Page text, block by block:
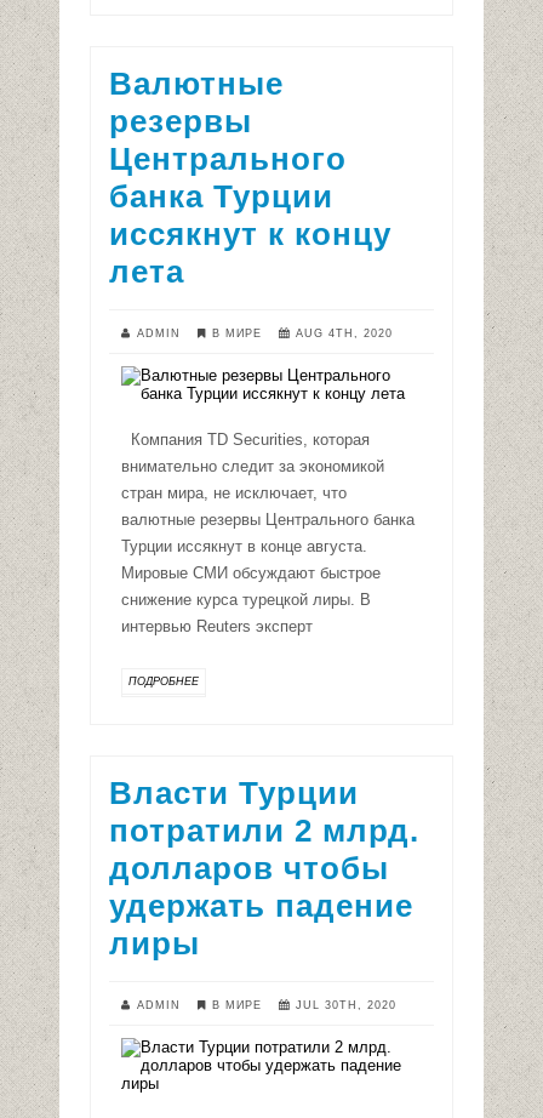
Валютные
резервы
Центрального
банка Турции
иссякнут к концу
лета
ADMIN В МИРЕ AUG 4TH, 2020
Компания TD Securities, которая
внимательно следит за экономикой
стран мира, не исключает, что
валютные резервы Центрального банка
Турции иссякнут в конце августа.
Мировые СМИ обсуждают быстрое
снижение курса турецкой лиры. В
интервью Reuters эксперт
ПОДРОБНЕЕ
Власти Турции
потратили 2 млрд.
долларов чтобы
удержать падение
лиры
ADMIN В МИРЕ JUL 30TH, 2020